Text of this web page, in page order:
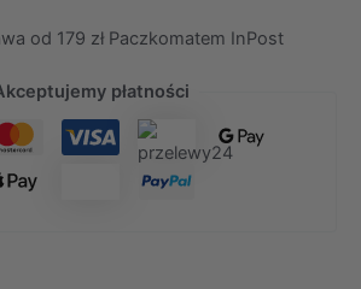
od 179 zł Paczkomatem InPost
płatności